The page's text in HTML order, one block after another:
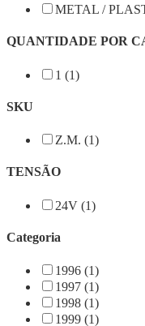
METAL /
QUANTIDADE POR
1 (1)
SKU
Z.M. (1)
TENSÃO
24V (1)
Categoria
1996 (1)
1997 (1)
1998 (1)
1999 (1)